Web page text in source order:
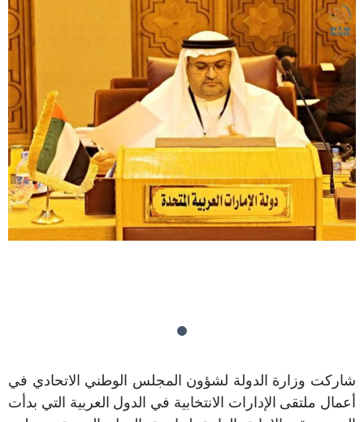
شاركت وزارة الدولة لشؤون المجلس الوطني الاتحادي في
أعمال ملتقى الإدارات الانتخابية في الدول العربية التي بدأت